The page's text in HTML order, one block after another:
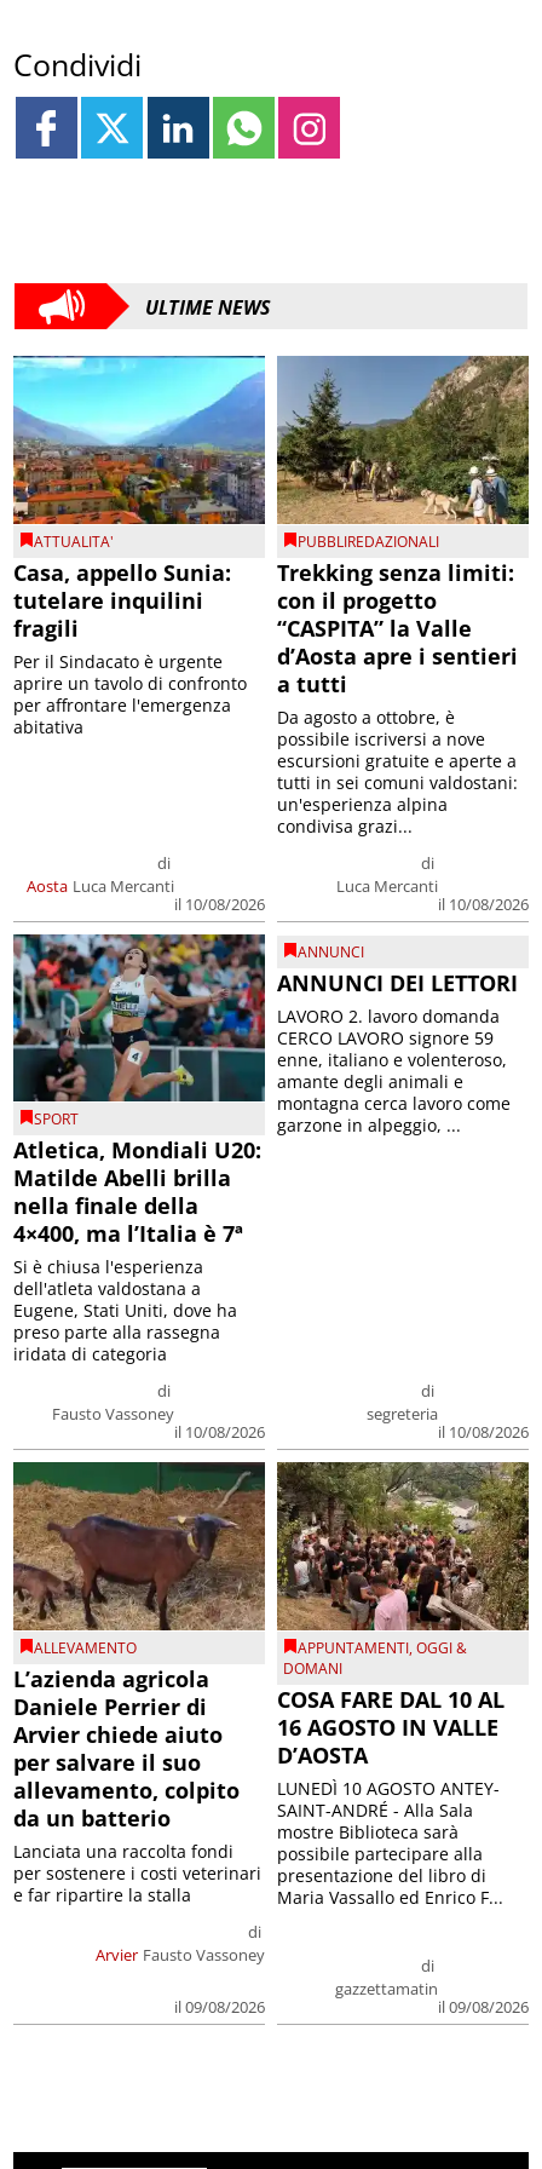
Condividi
ULTIME NEWS
ATTUALITA'
Casa, appello Sunia:
tutelare inquilini
fragili
Aosta
di
Luca Mercanti
il 10/08/2026
Per il Sindacato è urgente
aprire un tavolo di confronto
per affrontare l'emergenza
abitativa
PUBBLIREDAZIONALI
Trekking senza limiti:
con il progetto
“CASPITA” la Valle
d’Aosta apre i sentieri
a tutti
di
Luca Mercanti
il 10/08/2026
Da agosto a ottobre, è
possibile iscriversi a nove
escursioni gratuite e aperte a
tutti in sei comuni valdostani:
un'esperienza alpina
condivisa grazi...
SPORT
Atletica, Mondiali U20:
Matilde Abelli brilla
nella finale della
4×400, ma l’Italia è 7ª
di
Fausto Vassoney
il 10/08/2026
Si è chiusa l'esperienza
dell'atleta valdostana a
Eugene, Stati Uniti, dove ha
preso parte alla rassegna
iridata di categoria
ANNUNCI
ANNUNCI DEI LETTORI
di
segreteria
il 10/08/2026
LAVORO 2. lavoro domanda
CERCO LAVORO signore 59
enne, italiano e volenteroso,
amante degli animali e
montagna cerca lavoro come
garzone in alpeggio, ...
ALLEVAMENTO
L’azienda agricola
Daniele Perrier di
Arvier chiede aiuto
per salvare il suo
allevamento, colpito
da un batterio
Arvier
di
Fausto Vassoney
il 09/08/2026
Lanciata una raccolta fondi
per sostenere i costi veterinari
e far ripartire la stalla
APPUNTAMENTI,OGGI &
DOMANI
COSA FARE DAL 10 AL
16 AGOSTO IN VALLE
D’AOSTA
di
gazzettamatin
il 09/08/2026
LUNEDÌ 10 AGOSTO ANTEY-
SAINT-ANDRÉ - Alla Sala
mostre Biblioteca sarà
possibile partecipare alla
presentazione del libro di
Maria Vassallo ed Enrico F...